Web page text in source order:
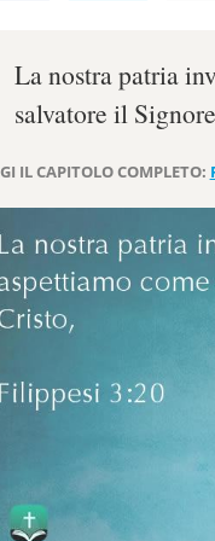
La nostra patria
salvatore il
IL CAPITOLO COMPLETO: